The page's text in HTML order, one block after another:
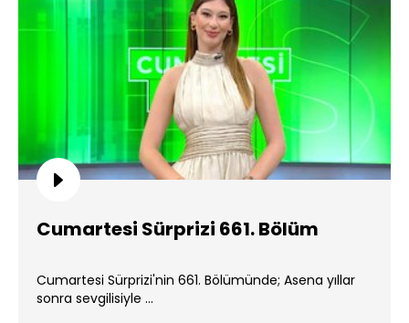
Cumartesi Sürprizi 661. Bölüm
Cumartesi Sürprizi'nin 661. Bölümünde; Asena yıllar
sonra sevgilisiyle ...